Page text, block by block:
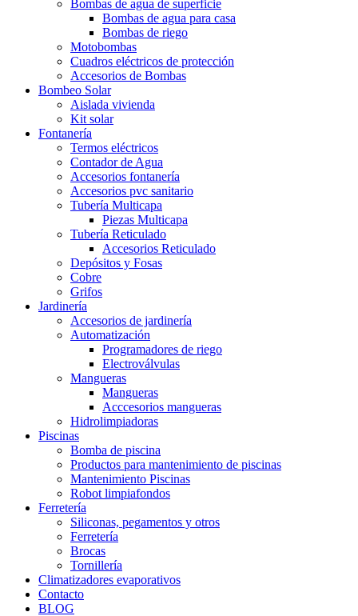
Bombas de agua de superficie
Bombas de agua para casa
Bombas de riego
Motobombas
Cuadros eléctricos de protección
Accesorios de Bombas
Bombeo Solar
Aislada vivienda
Kit solar
Fontanería
Termos eléctricos
Contador de Agua
Accesorios fontanería
Accesorios pvc sanitario
Tubería Multicapa
Piezas Multicapa
Tubería Reticulado
Accesorios Reticulado
Depósitos y Fosas
Cobre
Grifos
Jardinería
Accesorios de jardinería
Automatización
Programadores de riego
Electroválvulas
Mangueras
Mangueras
Acccesorios mangueras
Hidrolimpiadoras
Piscinas
Bomba de piscina
Productos para mantenimiento de piscinas
Mantenimiento Piscinas
Robot limpiafondos
Ferretería
Siliconas, pegamentos y otros
Ferretería
Brocas
Tornillería
Climatizadores evaporativos
Contacto
BLOG